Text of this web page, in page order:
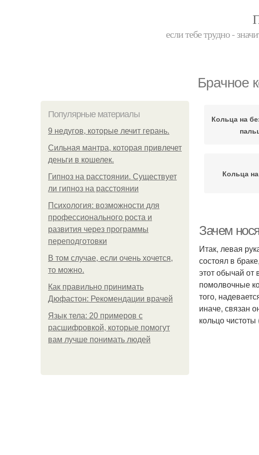
если тебе трудно -
Брачное
Популярные материалы
9 недугов, которые лечит герань.
Сильная мантра, которая привлечет
деньги в кошелек.
Гипноз на расстоянии. Существует
ли гипноз на расстоянии
Психология: возможности для
профессионального роста и
развития через программы
переподготовки
В том случае, если очень хочется,
то можно.
Как правильно принимать
Дюфастон: Рекомендации врачей
Язык тела: 20 примеров с
расшифровкой, которые помогут
вам лучше понимать людей
Кольца на
Кольца
Зачем
Итак, левая
состоял в
этот обычай от
помолвочные
того,
иначе, связан
кольцо